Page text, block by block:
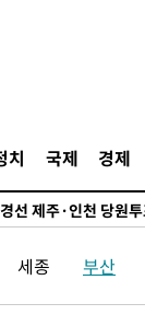
치 국제 경제
승 마감…S&P 0.6%
與 전대 당원투표 누
선 제주·인천 당원
코 이적 기뻐…등번
더위'…동해안 시간
님이 원하는 마음
세종 부산